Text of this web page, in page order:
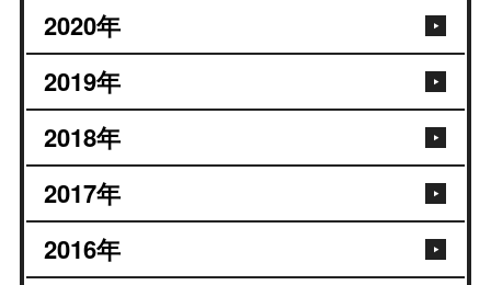
2020年
2019年
2018年
2017年
2016年